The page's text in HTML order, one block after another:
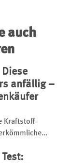
auch
anfällig –
Kraftstoff
hin zum